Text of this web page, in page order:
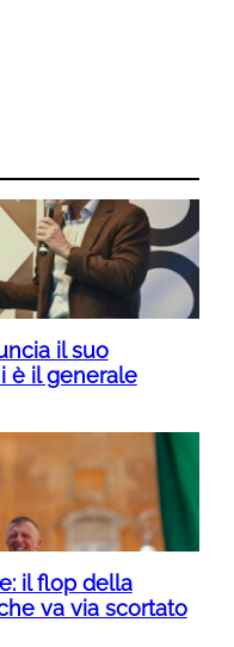
il suo
è il generale
il flop della
va via scortato